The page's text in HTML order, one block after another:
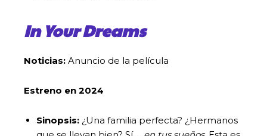
In Your Dreams
Noticias: Anuncio de la película
Estreno en 2024
Sinopsis: ¿Una familia perfecta? ¿Hermanos